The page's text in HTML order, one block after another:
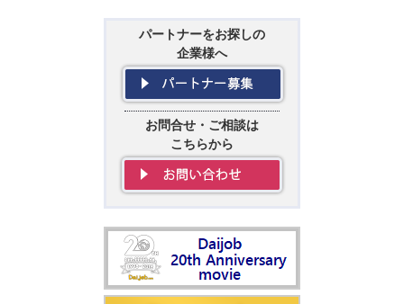
パートナーをお探しの
企業様へ
お問合せ・ご相談は
こちらから